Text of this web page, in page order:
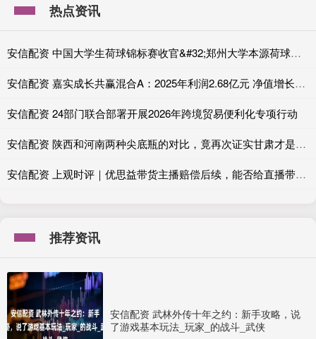
热点资讯
安信配资 中国大学生荷球锦标赛收官&#32;郑州大学本源荷球队全胜战绩成功卫冕
安信配资 嘉实成长共赢混合A：2025年利润2.68亿元 净值增长率42.77%
安信配资 24部门联合部署开展2026年跨境贸易便利化专项行动
安信配资 陕西和河南两种尖底瓶的对比，竟再次证实甘肃才是五千年前的夏都
安信配资 上观时评｜优思益带货主播赔偿后续，能否给直播带货戴上“紧箍咒”？
推荐资讯
安信配资 武林外传十年之约：新手攻略，说
了游戏基本玩法_玩家_的战斗_武侠